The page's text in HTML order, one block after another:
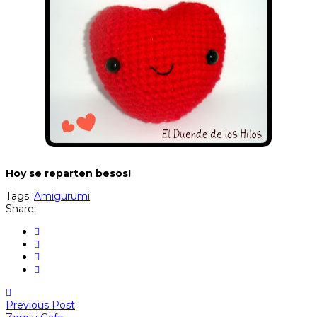
Hoy se reparten besos!
Tags :Amigurumi
Share:
Previous Post